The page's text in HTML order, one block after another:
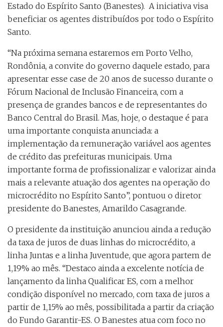
Estado do Espírito Santo (Banestes). A iniciativa visa
beneficiar os agentes distribuídos por todo o Espírito
Santo.
“Na próxima semana estaremos em Porto Velho,
Rondônia, a convite do governo daquele estado, para
apresentar esse case de 20 anos de sucesso durante o
Fórum Nacional de Inclusão Financeira, com a
presença de grandes bancos e de representantes do
Banco Central do Brasil. Mas, hoje, o destaque é para
uma importante conquista anunciada: a
implementação da remuneração variável aos agentes
de crédito das prefeituras municipais. Uma
importante forma de profissionalizar e valorizar ainda
mais a relevante atuação dos agentes na operação do
microcrédito no Espírito Santo”, pontuou o diretor
presidente do Banestes, Amarildo Casagrande.
O presidente da instituição anunciou ainda a redução
da taxa de juros de duas linhas do microcrédito, a
linha Juntas e a linha Juventude, que agora partem de
1,19% ao mês. “Destaco ainda a excelente notícia de
lançamento da linha Qualificar ES, com a melhor
condição disponível no mercado, com taxa de juros a
partir de 1,15% ao mês, possibilitada a partir da criação
do Fundo Garantir-ES. O Banestes atua com foco no